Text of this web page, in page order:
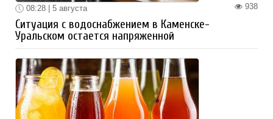
938
08:28 | 5 августа
Ситуация с водоснабжением в Каменске-
Уральском остается напряженной